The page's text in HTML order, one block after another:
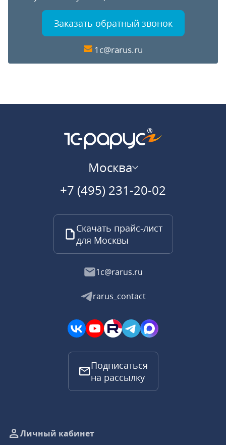
Заказать обратный звонок
1c@rarus.ru
Москва
+7 (495) 231-20-02
Скачать прайс-лист
для Москвы
1c@rarus.ru
rarus_contact
Подписаться
на рассылку
Личный кабинет